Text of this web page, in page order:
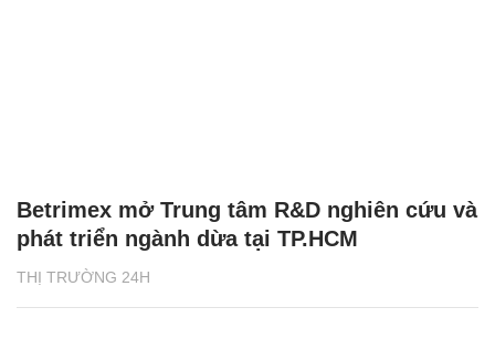
THỊ TRƯỜNG 24H
Betrimex mở Trung tâm R&D nghiên cứu và
phát triển ngành dừa tại TP.HCM